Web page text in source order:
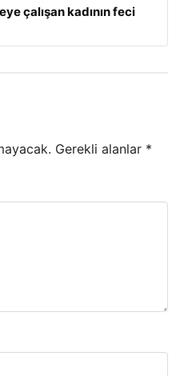
çalışan kadının feci
Gerekli alanlar *